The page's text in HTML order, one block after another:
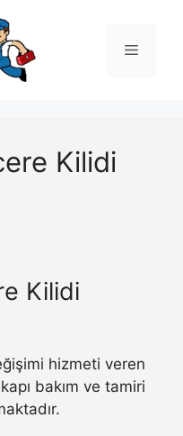
Menü
Kilidi
Kilidi
hizmeti veren
bakım ve tamiri